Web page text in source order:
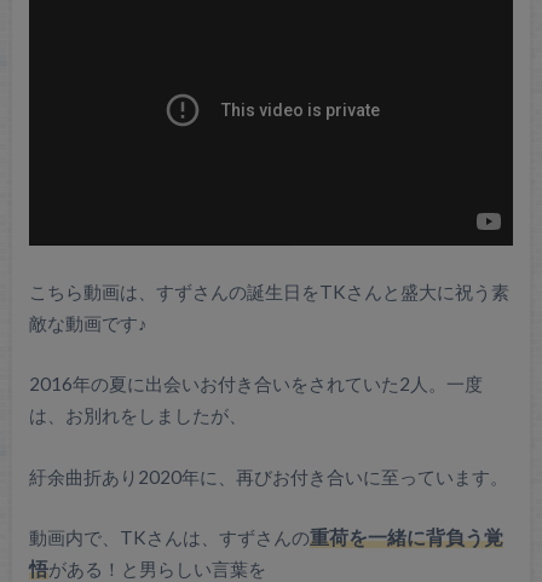
こちら動画は、すずさんの誕生日をTKさんと盛大に祝う素
敵な動画です♪
2016年の夏に出会いお付き合いをされていた2人。一度
は、お別れをしましたが、
紆余曲折あり2020年に、再びお付き合いに至っています。
動画内で、TKさんは、すずさんの重荷を一緒に背負う覚
悟がある！と男らしい言葉を